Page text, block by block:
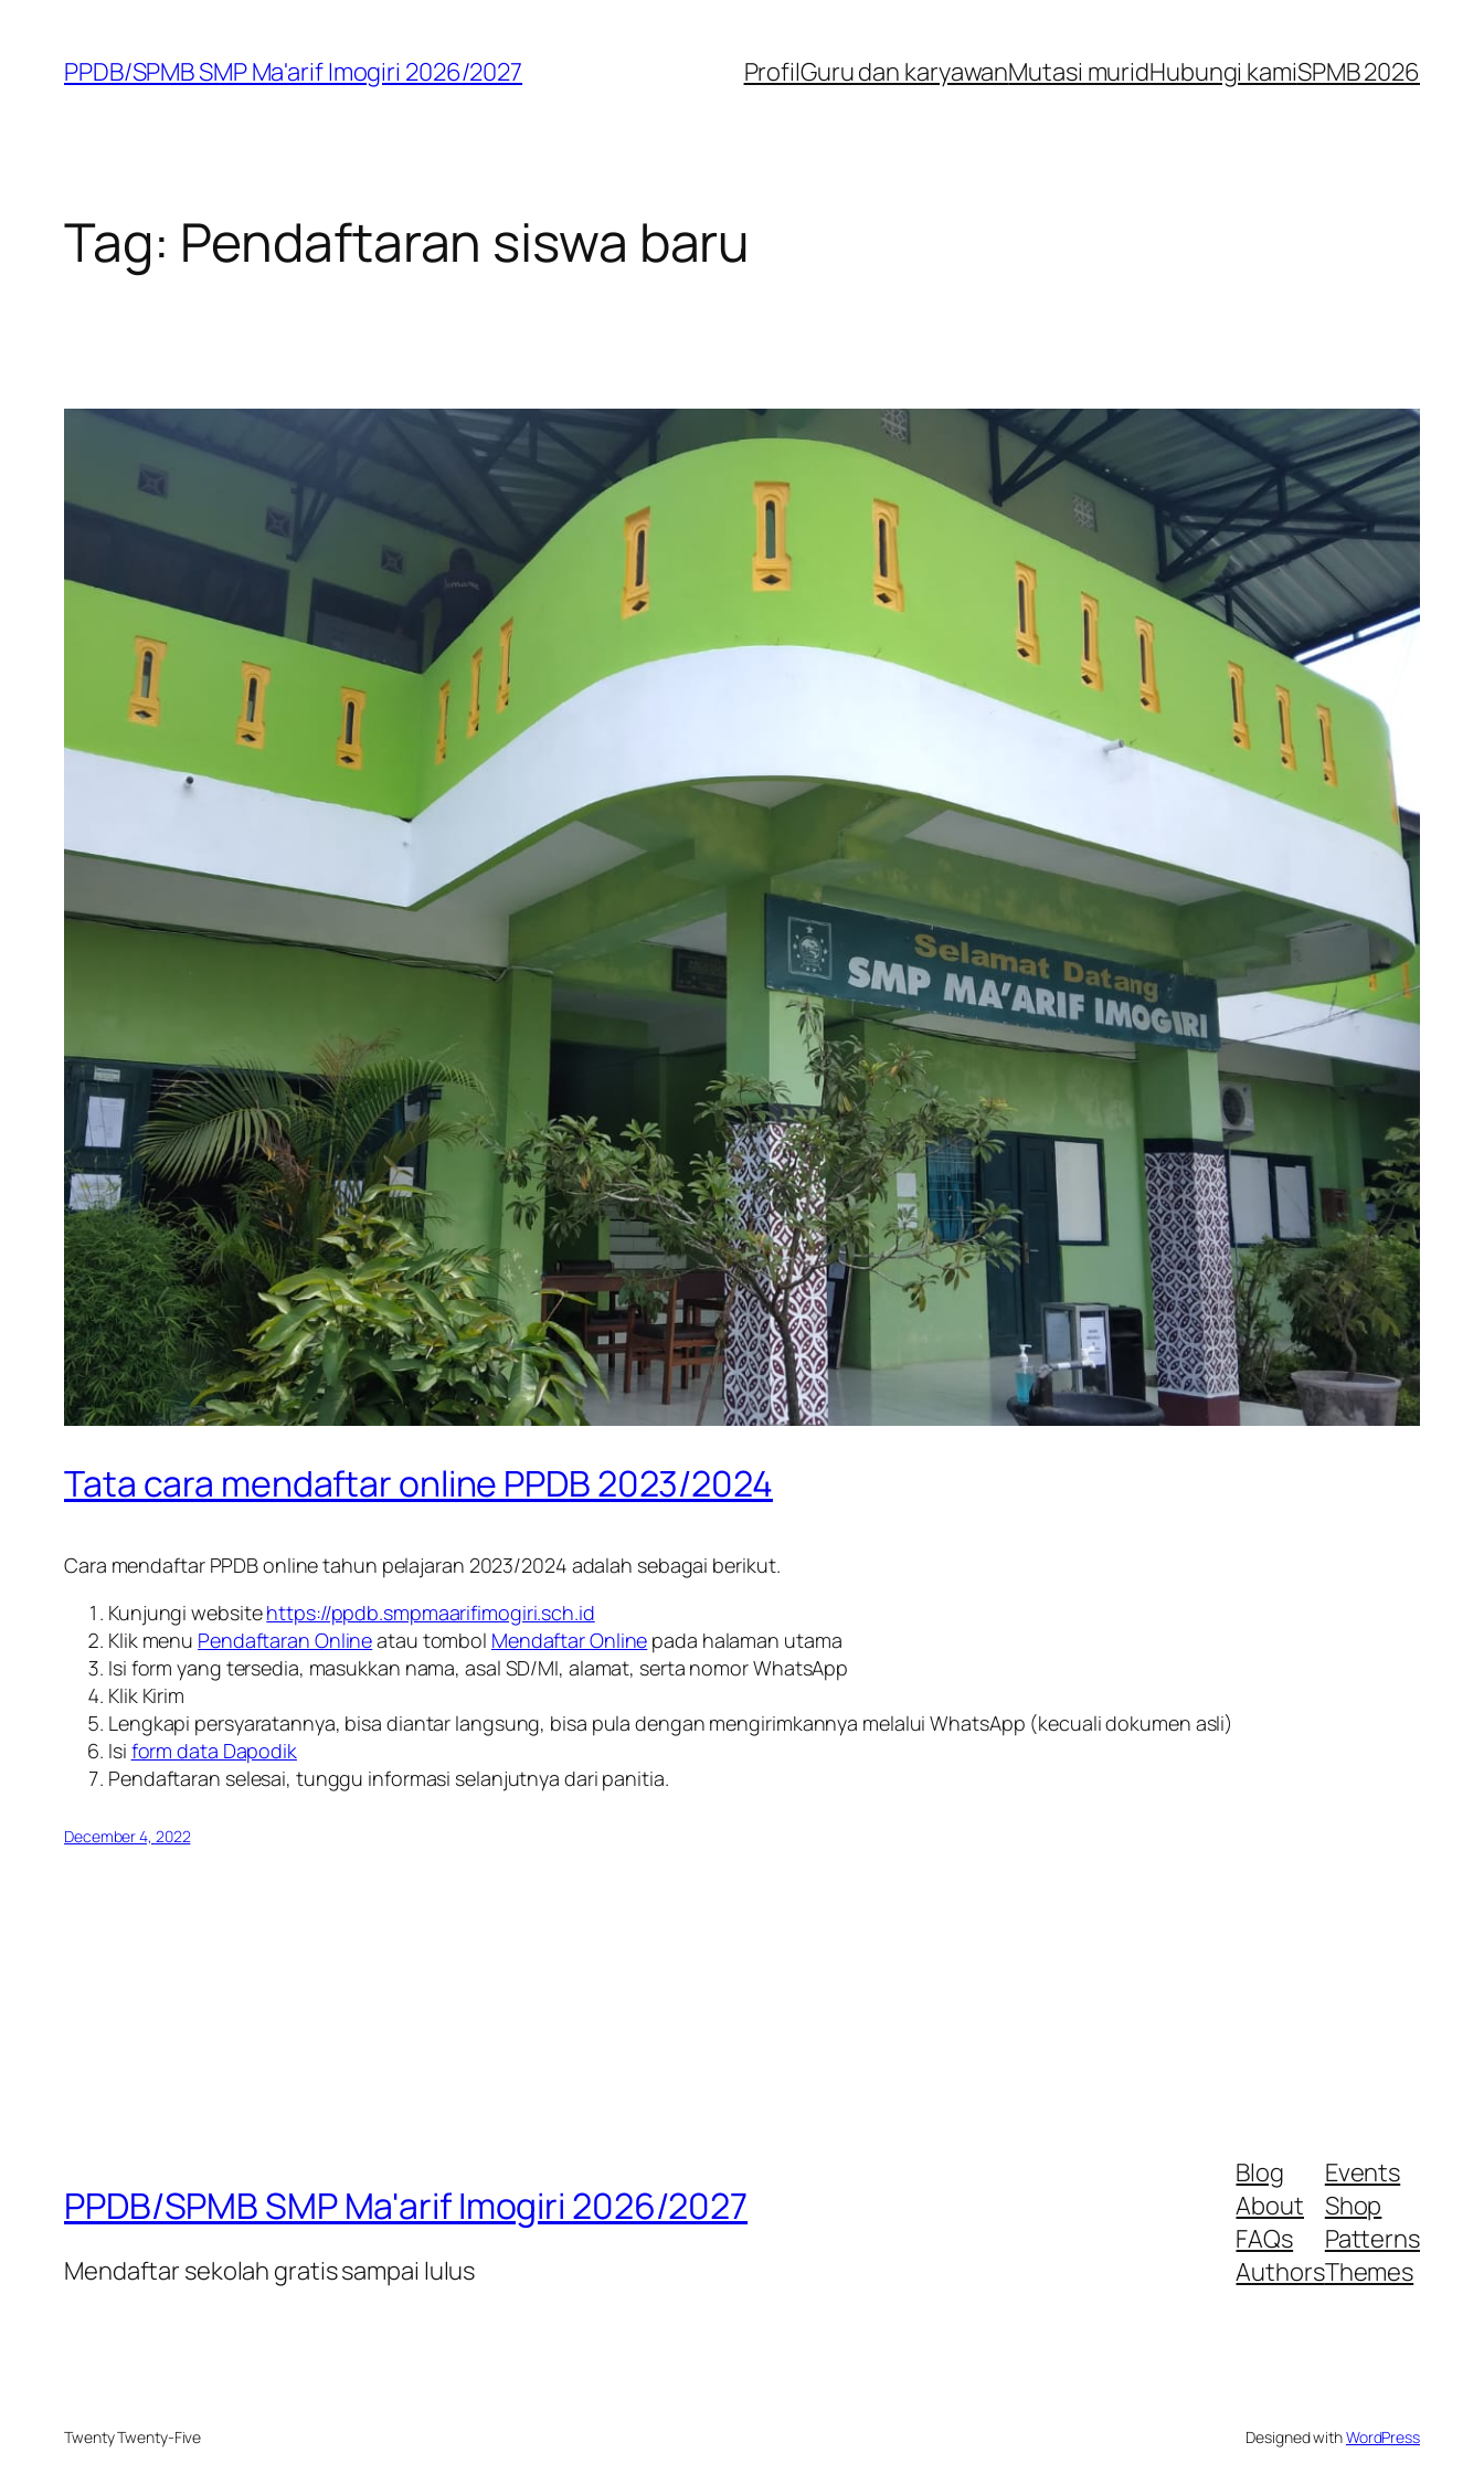
content
PPDB/SPMB SMP Ma'arif Imogiri 2026/2027 ProfilGuru dan karyawanMutasi muridHubungi kamiSPMB 2026
Tag: Pendaftaran siswa baru
Tata cara mendaftar online PPDB 2023/2024
Cara mendaftar PPDB online tahun pelajaran 2023/2024 adalah sebagai berikut.
Kunjungi websitehttps://ppdb.smpmaarifimogiri.sch.id
Klik menu Pendaftaran Onlineatau tombol Mendaftar Online pada halaman utama
Isi form yang tersedia, masukkan nama, asal SD/MI, alamat, serta nomor WhatsApp
Klik Kirim
Lengkapi persyaratannya, bisa diantar langsung, bisa pula dengan mengirimkannya melalui WhatsApp (kecuali dokumen asli)
Isi form data Dapodik
Pendaftaran selesai, tunggu informasi selanjutnya dari panitia.
December 4, 2022
PPDB/SPMB SMP Ma'arif Imogiri 2026/2027
Mendaftar sekolah gratis sampai lulus
Blog
About
FAQs
Authors
Events
Shop
Patterns
Themes
Twenty Twenty-Five Designed withWordPress